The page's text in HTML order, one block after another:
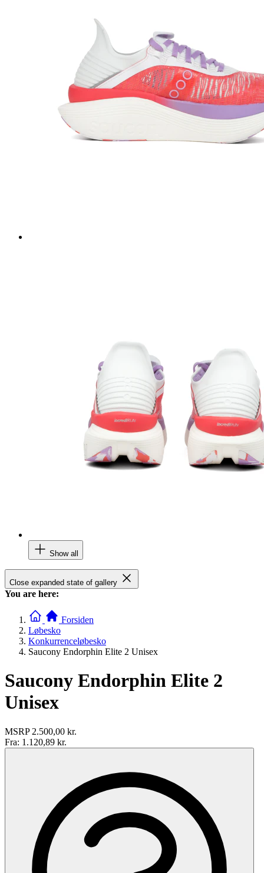
Show all
Close expanded state of gallery
You are here:
Forsiden
Løbesko
Konkurrenceløbesko
Saucony Endorphin Elite 2 Unisex
Saucony Endorphin Elite 2
Unisex
MSRP 2.500,00 kr.
Fra: 1.120,89 kr.